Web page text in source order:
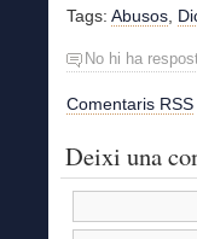
Tags: Abusos,
No hi ha
Comentaris RSS
Deixi una